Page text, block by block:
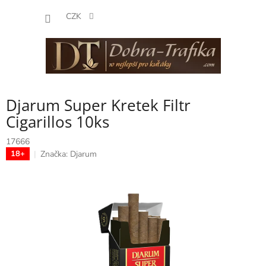
CZK
Djarum Super Kretek Filtr
Cigarillos 10ks
17666
18+ Značka: Djarum